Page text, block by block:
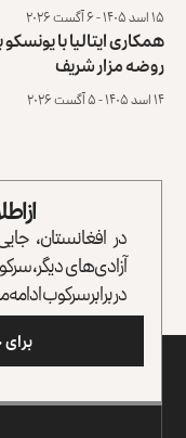
۱۵ اسد ۱۴۰۵ - ۶ آگست ۲۰۲۶
همکاری ایتالیا با
روضه مزار شریف ‏
۱۴ اسد ۱۴۰۵ - ۵ آگست ۲۰۲۶
از
در افغانستان،
آزادی‌های دیگر،
در برابر سرکوب